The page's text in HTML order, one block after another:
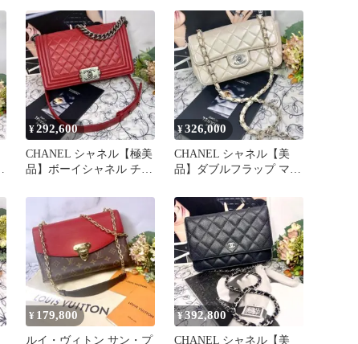
ーン
ッグ
¥292,600
CHANEL シャネル【極美
品】ボーイシャネル チェ
セ
¥326,000
CHANEL シャネル【美
品】ダブルフラップ マト
鞄
¥ 179,800
ルイ・ヴィトン サン・プ
¥392,800
CHANEL シャネル【美